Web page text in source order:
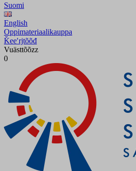
Suomi
English
Oppimateriaalikauppa
Ǩeeʹrjtõõđ
Vuästtõõzz
0